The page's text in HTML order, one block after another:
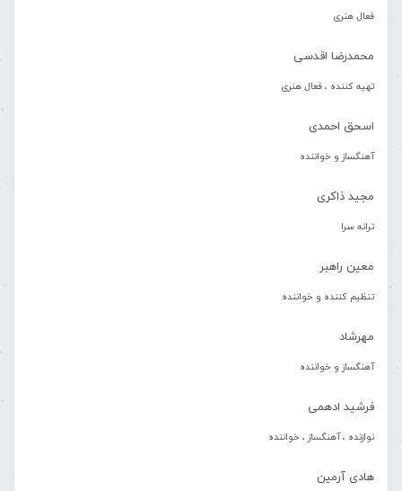
فعال هنری
محمدرضا اقدسی
تهیه کننده ، فعال هنری
اسحق احمدی
آهنگساز و خواننده
مجید ذاکری
ترانه سرا
معین راهبر
تنظیم کننده و خواننده
مهرشاد
آهنگساز و خواننده
فرشید ادهمی
نوازنده ، آهنگساز ، خواننده
هادی آرمین